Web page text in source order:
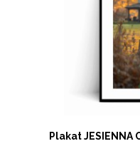
Plakat JESIENNA